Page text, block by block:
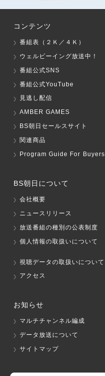
コンテンツ
番組表（２Ｋ／４Ｋ）
ウェルビーイング放送中！
番組公式SNS
番組公式YouTube
見逃し配信
AMBER GAMES
BS朝日セールスサイト
関連商品
Program Guide For Buyers
BS朝日について
会社概要
ニュースリリース
放送番組の種別の公表制度
個人情報の取扱いについて
視聴データの取扱いについて
アクセス
お知らせ
マルチチャンネル編成
データ放送について
サイトマップ